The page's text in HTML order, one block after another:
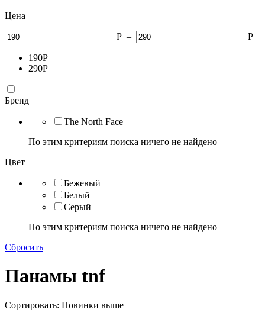
Цена
Р – Р
190Р
290Р
Бренд
The North Face
По этим критериям поиска ничего не найдено
Цвет
Бежевый
Белый
Серый
По этим критериям поиска ничего не найдено
Сбросить
Панамы tnf
Сортировать: Новинки выше